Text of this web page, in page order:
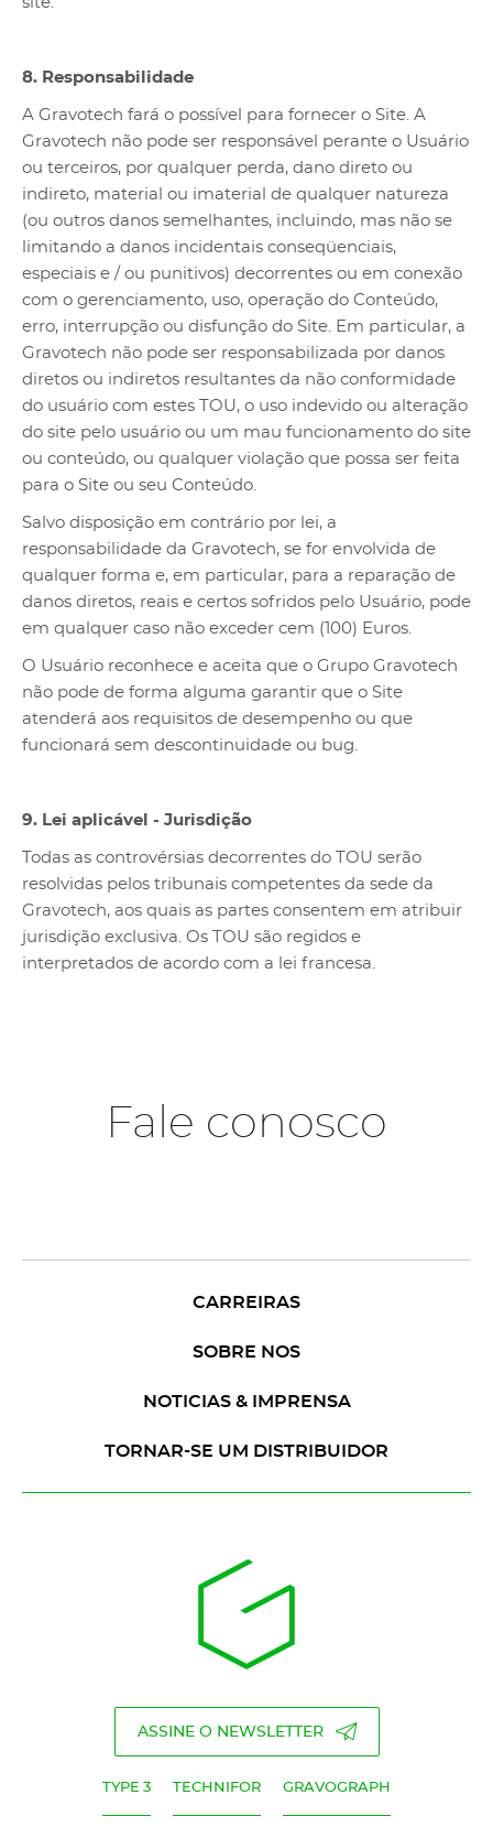
8. Responsabilidade
A Gravotech fará o possível para fornecer o Site. A
Gravotech não pode ser responsável perante o Usuário
ou terceiros, por qualquer perda, dano direto ou
indireto, material ou imaterial de qualquer natureza
(ou outros danos semelhantes, incluindo, mas não se
limitando a danos incidentais conseqüenciais,
especiais e / ou punitivos) decorrentes ou em conexão
com o gerenciamento, uso, operação do Conteúdo,
erro, interrupção ou disfunção do Site. Em particular, a
Gravotech não pode ser responsabilizada por danos
diretos ou indiretos resultantes da não conformidade
do usuário com estes TOU, o uso indevido ou alteração
do site pelo usuário ou um mau funcionamento do site
ou conteúdo, ou qualquer violação que possa ser feita
para o Site ou seu Conteúdo.
Salvo disposição em contrário por lei, a
responsabilidade da Gravotech, se for envolvida de
qualquer forma e, em particular, para a reparação de
danos diretos, reais e certos sofridos pelo Usuário, pode
em qualquer caso não exceder cem (100) Euros.
O Usuário reconhece e aceita que o Grupo Gravotech
não pode de forma alguma garantir que o Site
atenderá aos requisitos de desempenho ou que
funcionará sem descontinuidade ou bug.
9. Lei aplicável - Jurisdição
Todas as controvérsias decorrentes do TOU serão
resolvidas pelos tribunais competentes da sede da
Gravotech, aos quais as partes consentem em atribuir
jurisdição exclusiva. Os TOU são regidos e
interpretados de acordo com a lei francesa.
Fale conosco
CARREIRAS
SOBRE NOS
NOTICIAS & IMPRENSA
TORNAR-SE UM DISTRIBUIDOR
ASSINE O NEWSLETTER
TYPE 3 TECHNIFOR GRAVOGRAPH